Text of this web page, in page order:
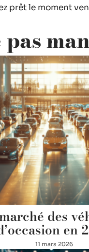
prêt le moment
pas
des
en
11 mars 2026